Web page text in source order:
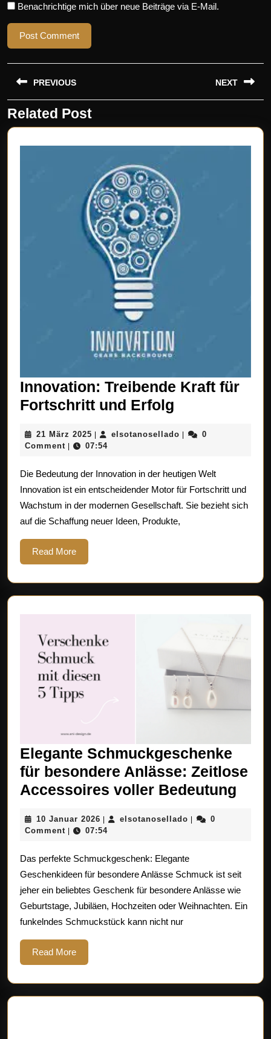
Benachrichtige mich über neue Beiträge via E-Mail.
Beitragsnavigation
PREVIOUS
Previous
post:
NEXT
post:
Related Post
Innovation: Treibende Kraft für
Fortschritt und Erfolg
Kraft
Fortschritt
und
Erfolg
21 März 2025 21
März
| elsotanosellado elsotanosellado
|
0
Comment | 07:54
Die Bedeutung der Innovation in der heutigen Welt
Innovation ist ein entscheidender Motor für Fortschritt und
Wachstum in der modernen Gesellschaft. Sie bezieht sich
auf die Schaffung neuer Ideen, Produkte,
Read MoreRead
More
Elegante Schmuckgeschenke
für besondere Anlässe: Zeitlose
Accessoires voller Bedeutung
10 Januar 2026 10
Januar
elsotanosellado elsotanosellado
0
Comment
07:54
Das perfekte Schmuckgeschenk: Elegante
Geschenkideen für besondere Anlässe Schmuck ist seit
jeher ein beliebtes Geschenk für besondere Anlässe wie
Geburtstage, Jubiläen, Hochzeiten oder Weihnachten. Ein
funkelndes Schmuckstück kann nicht nur
Read MoreRead
More